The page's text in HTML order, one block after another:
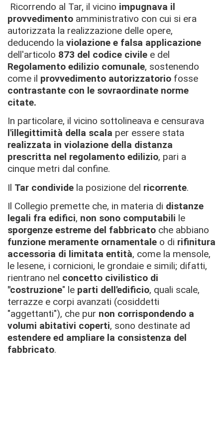
Ricorrendo al Tar, il vicino impugnava il
provvedimento amministrativo con cui si era
autorizzata la realizzazione delle opere,
deducendo la violazione e falsa applicazione
dell'articolo 873 del codice civile e del
Regolamento edilizio comunale, sostenendo
come il provvedimento autorizzatorio fosse
contrastante con le sovraordinate norme
citate.
In particolare, il vicino sottolineava e censurava
l'illegittimità della scala per essere stata
realizzata in violazione della distanza
prescritta nel regolamento edilizio, pari a
cinque metri dal confine.
Il Tar condivide la posizione del ricorrente.
Il Collegio premette che, in materia di distanze
legali fra edifici, non sono computabili le
sporgenze estreme del fabbricato che abbiano
funzione meramente ornamentale o di rifinitura
accessoria di limitata entità, come la mensole,
le lesene, i cornicioni, le grondaie e simili; difatti,
rientrano nel concetto civilistico di
"costruzione" le parti dell'edificio, quali scale,
terrazze e corpi avanzati (cosiddetti
"aggettanti"), che pur non corrispondendo a
volumi abitativi coperti, sono destinate ad
estendere ed ampliare la consistenza del
fabbricato.